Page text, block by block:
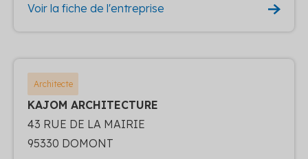
Voir la fiche de l'entreprise
Architecte
KAJOM ARCHITECTURE
43 RUE DE LA MAIRIE
95330 DOMONT